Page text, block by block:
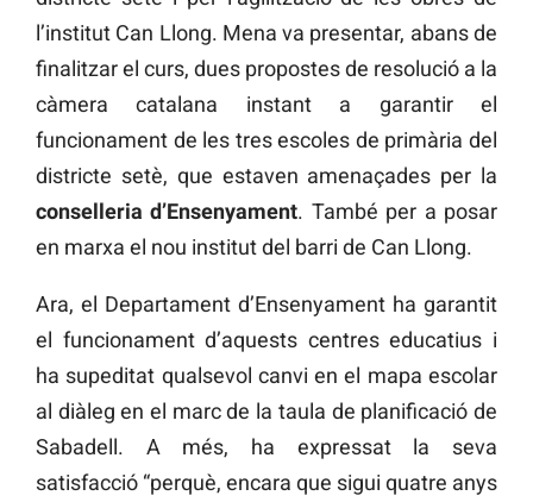
l’institut Can Llong. Mena va presentar, abans de
finalitzar el curs, dues propostes de resolució a la
càmera catalana instant a garantir el
funcionament de les tres escoles de primària del
districte setè, que estaven amenaçades per la
conselleria d’Ensenyament. També per a posar
en marxa el nou institut del barri de Can Llong.
Ara, el Departament d’Ensenyament ha garantit
el funcionament d’aquests centres educatius i
ha supeditat qualsevol canvi en el mapa escolar
al diàleg en el marc de la taula de planificació de
Sabadell. A més, ha expressat la seva
satisfacció “perquè, encara que sigui quatre anys